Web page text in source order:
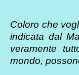
Coloro che
indicata dal
veramente
mondo,